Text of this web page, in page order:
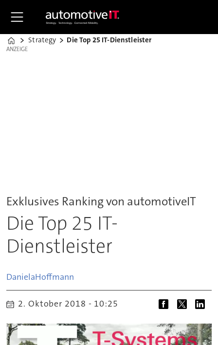
Home
Strategy Die Top 25 IT-Dienstleister
ANZEIGE
ANZEIGE
Exklusives Ranking von automotiveIT
Die Top 25 IT-
Dienstleister
DanielaHoffmann
2. Oktober 2018 - 10:25